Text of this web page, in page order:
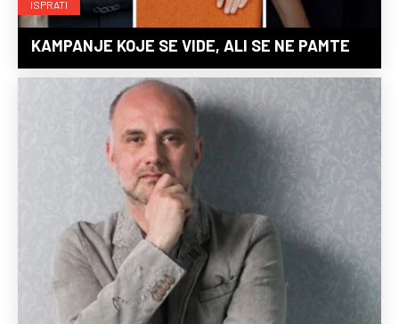
ISPRATI
KAMPANJE KOJE SE VIDE, ALI SE NE PAMTE